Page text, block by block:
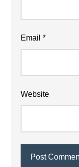
Email*
Website